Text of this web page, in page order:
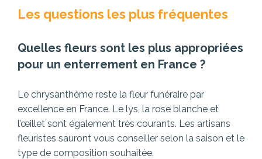
Les questions les plus fréquentes
Quelles fleurs sont les plus appropriées
pour un enterrement en France ?
Le chrysanthème reste la fleur funéraire par
excellence en France. Le lys, la rose blanche et
l’œillet sont également très courants. Les artisans
fleuristes sauront vous conseiller selon la saison et le
type de composition souhaitée.